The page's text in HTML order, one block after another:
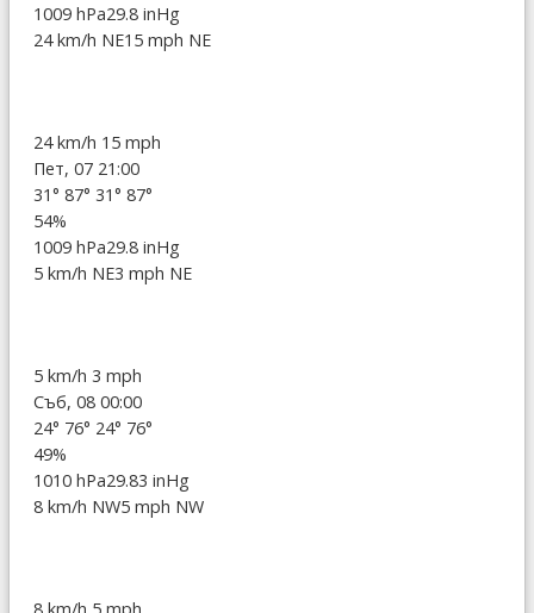
1009 hPa29.8 inHg
24 km/h NE15 mph NE
24 km/h 15 mph
Пет, 07 21:00
31° 87° 31° 87°
54%
1009 hPa29.8 inHg
5 km/h NE3 mph NE
5 km/h 3 mph
Съб, 08 00:00
24° 76° 24° 76°
49%
1010 hPa29.83 inHg
8 km/h NW5 mph NW